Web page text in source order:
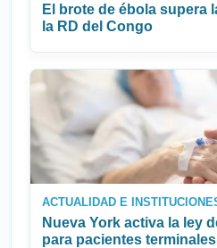
El brote de ébola supera
la RD del Congo
ACTUALIDAD E
Nueva York activa la ley
para pacientes terminales